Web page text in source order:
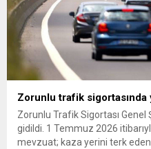
Zorunlu trafik sigortasında
Zorunlu Trafik Sigortası Genel
gidildi. 1 Temmuz 2026
mevzuat; kaza yerini terk